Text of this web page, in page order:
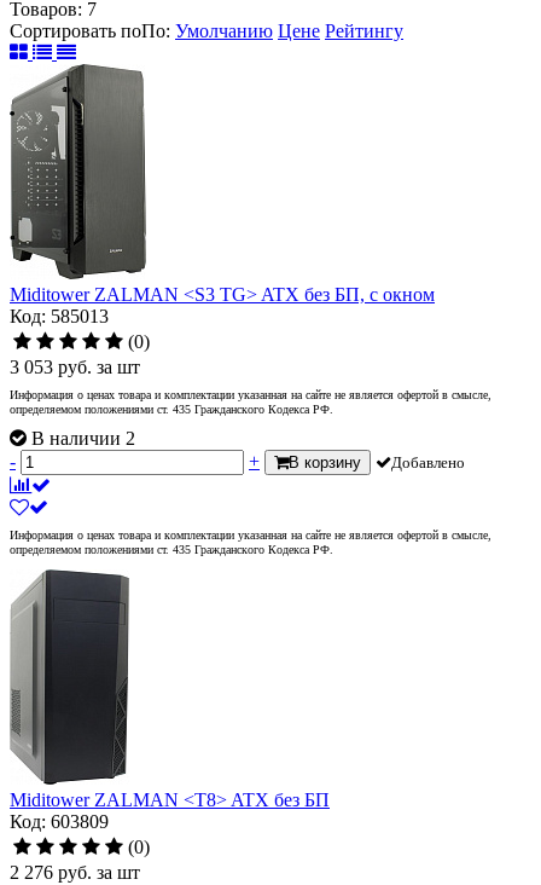
Товаров: 7
Сортировать поПо: Умолчанию Цене Рейтингу
Miditower ZALMAN <S3 TG> ATX без БП, с окном
Код: 585013
(0)
3 053 руб. за шт
Информация о ценах товара и комплектации указанная на сайте не является офертой в смысле,
определяемом положениями ст. 435 Гражданского Кодекса РФ.
В наличии 2
-
+ В корзину Добавлено
Информация о ценах товара и комплектации указанная на сайте не является офертой в смысле,
определяемом положениями ст. 435 Гражданского Кодекса РФ.
Miditower ZALMAN <T8> ATX без БП
Код: 603809
(0)
2 276 руб. за шт